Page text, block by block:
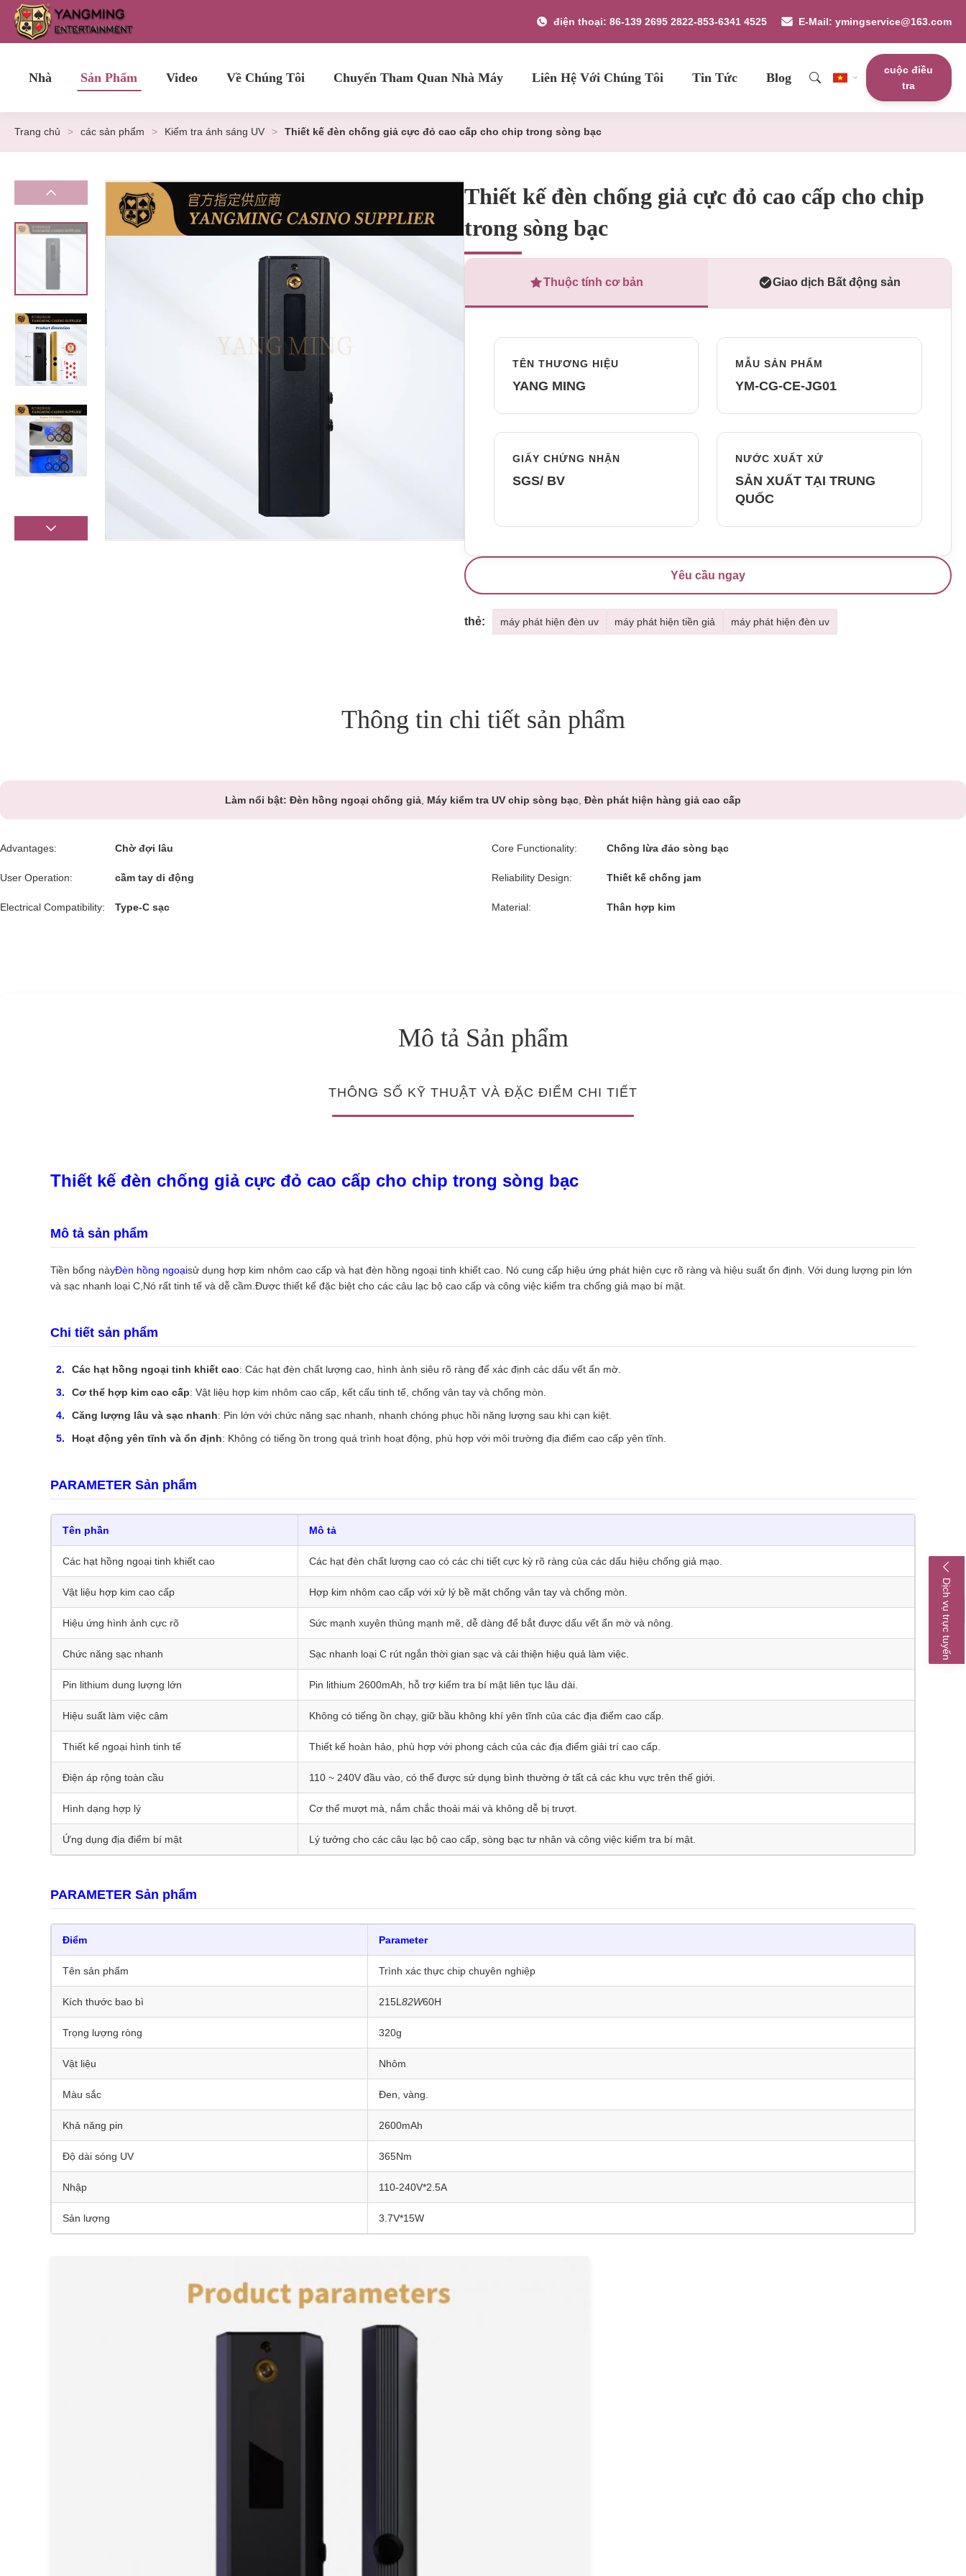
điện thoại: 86-139 2695 2822-853-6341 4525 E-Mail: ymingservice@163.com
Nhà Sản Phẩm Video Về Chúng Tôi Chuyến Tham Quan Nhà Máy Liên Hệ Với Chúng Tôi Tin Tức Blog
cuộc điều
tra
Dịch vụ trực tuyến
Trang chủ > các sản phẩm > Kiểm tra ánh sáng UV > Thiết kế đèn chống giả cực đỏ cao cấp cho chip trong sòng bạc
Thiết kế đèn chống giả cực đỏ cao cấp cho chip
trong sòng bạc
Thuộc tính cơ bản Giao dịch Bất động sản
TÊN THƯƠNG HIỆU
YANG MING
MẪU SẢN PHẨM
YM-CG-CE-JG01
GIẤY CHỨNG NHẬN
SGS/ BV
NƯỚC XUẤT XỨ
SẢN XUẤT TẠI TRUNG
QUỐC
Yêu cầu ngay
thẻ: máy phát hiện đèn uv máy phát hiện tiền giả máy phát hiện đèn uv
Thông tin chi tiết sản phẩm
Làm nổi bật: Đèn hồng ngoại chống giả Máy kiểm tra UV chip sòng bạc Đèn phát hiện hàng giả cao cấp
Advantages: Chờ đợi lâu Core Functionality: Chống lừa đảo sòng bạc
User Operation: cầm tay di động Reliability Design: Thiết kế chống jam
Electrical Compatibility: Type-C sạc Material: Thân hợp kim
Mô tả Sản phẩm
THÔNG SỐ KỸ THUẬT VÀ ĐẶC ĐIỂM CHI TIẾT
Thiết kế đèn chống giả cực đỏ cao cấp cho chip trong sòng bạc
Mô tả sản phẩm
Tiền bổng nàyĐèn hồng ngoạisử dụng hợp kim nhôm cao cấp và hạt đèn hồng ngoại tinh khiết cao. Nó cung cấp hiệu ứng phát hiện cực rõ ràng và hiệu suất ổn định. Với dung lượng pin lớn
và sạc nhanh loại C,Nó rất tinh tế và dễ cầm.Được thiết kế đặc biệt cho các câu lạc bộ cao cấp và công việc kiểm tra chống giả mạo bí mật.
Chi tiết sản phẩm
Các hạt hồng ngoại tinh khiết cao: Các hạt đèn chất lượng cao, hình ảnh siêu rõ ràng để xác định các dấu vết ẩn mờ.
Cơ thể hợp kim cao cấp: Vật liệu hợp kim nhôm cao cấp, kết cấu tinh tế, chống vân tay và chống mòn.
Căng lượng lâu và sạc nhanh: Pin lớn với chức năng sạc nhanh, nhanh chóng phục hồi năng lượng sau khi cạn kiệt.
Hoạt động yên tĩnh và ổn định: Không có tiếng ồn trong quá trình hoạt động, phù hợp với môi trường địa điểm cao cấp yên tĩnh.
PARAMETER Sản phẩm
Tên phần Mô tả
Các hạt hồng ngoại tinh khiết cao Các hạt đèn chất lượng cao có các chi tiết cực kỳ rõ ràng của các dấu hiệu chống giả mạo.
Vật liệu hợp kim cao cấp Hợp kim nhôm cao cấp với xử lý bề mặt chống vân tay và chống mòn.
Hiệu ứng hình ảnh cực rõ Sức mạnh xuyên thủng mạnh mẽ, dễ dàng để bắt được dấu vết ẩn mờ và nông.
Chức năng sạc nhanh Sạc nhanh loại C rút ngắn thời gian sạc và cải thiện hiệu quả làm việc.
Pin lithium dung lượng lớn Pin lithium 2600mAh, hỗ trợ kiểm tra bí mật liên tục lâu dài.
Hiệu suất làm việc câm Không có tiếng ồn chạy, giữ bầu không khí yên tĩnh của các địa điểm cao cấp.
Thiết kế ngoại hình tinh tế Thiết kế hoàn hảo, phù hợp với phong cách của các địa điểm giải trí cao cấp.
Điện áp rộng toàn cầu 110 ~ 240V đầu vào, có thể được sử dụng bình thường ở tất cả các khu vực trên thế giới.
Hình dạng hợp lý Cơ thể mượt mà, nắm chắc thoải mái và không dễ bị trượt.
Ứng dụng địa điểm bí mật Lý tưởng cho các câu lạc bộ cao cấp, sòng bạc tư nhân và công việc kiểm tra bí mật.
PARAMETER Sản phẩm
Điểm Parameter
Tên sản phẩm Trình xác thực chip chuyên nghiệp
Kích thước bao bì 215L 82W60H
Trọng lượng ròng 320g
Vật liệu Nhôm
Màu sắc Đen, vàng.
Khả năng pin 2600mAh
Độ dài sóng UV 365Nm
Nhập 110-240V*2.5A
Sản lượng 3.7V*15W